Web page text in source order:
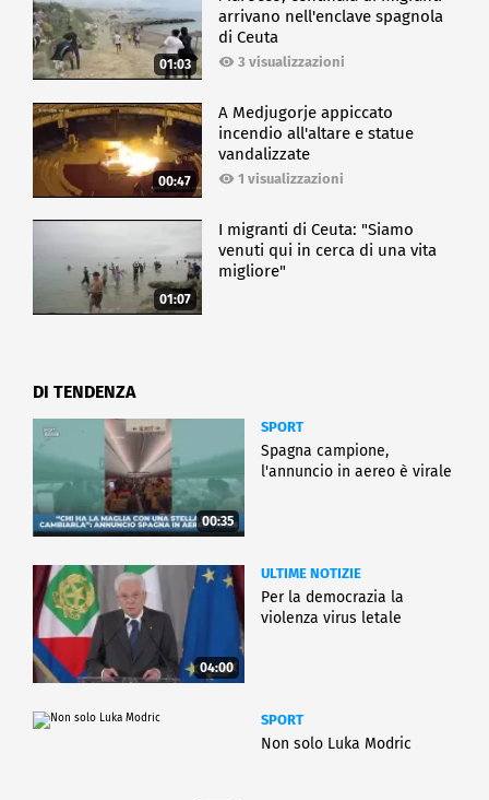
01:03
arrivano nell'enclave spagnola
di Ceuta
3 visualizzazioni
00:47
A Medjugorje appiccato
incendio all'altare e statue
vandalizzate
1 visualizzazioni
01:07
I migranti di Ceuta: "Siamo
venuti qui in cerca di una vita
migliore"
DI TENDENZA
00:35
SPORT
Spagna campione,
l'annuncio in aereo è virale
04:00
ULTIME NOTIZIE
Per la democrazia la
violenza virus letale
SPORT
Non solo Luka Modric